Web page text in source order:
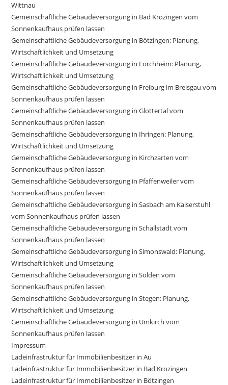
Wittnau
Gemeinschaftliche Gebäudeversorgung in Bad Krozingen vom
Sonnenkaufhaus prüfen lassen
Gemeinschaftliche Gebäudeversorgung in Bötzingen: Planung,
Wirtschaftlichkeit und Umsetzung
Gemeinschaftliche Gebäudeversorgung in Forchheim: Planung,
Wirtschaftlichkeit und Umsetzung
Gemeinschaftliche Gebäudeversorgung in Freiburg im Breisgau vom
Sonnenkaufhaus prüfen lassen
Gemeinschaftliche Gebäudeversorgung in Glottertal vom
Sonnenkaufhaus prüfen lassen
Gemeinschaftliche Gebäudeversorgung in Ihringen: Planung,
Wirtschaftlichkeit und Umsetzung
Gemeinschaftliche Gebäudeversorgung in Kirchzarten vom
Sonnenkaufhaus prüfen lassen
Gemeinschaftliche Gebäudeversorgung in Pfaffenweiler vom
Sonnenkaufhaus prüfen lassen
Gemeinschaftliche Gebäudeversorgung in Sasbach am Kaiserstuhl
vom Sonnenkaufhaus prüfen lassen
Gemeinschaftliche Gebäudeversorgung in Schallstadt vom
Sonnenkaufhaus prüfen lassen
Gemeinschaftliche Gebäudeversorgung in Simonswald: Planung,
Wirtschaftlichkeit und Umsetzung
Gemeinschaftliche Gebäudeversorgung in Sölden vom
Sonnenkaufhaus prüfen lassen
Gemeinschaftliche Gebäudeversorgung in Stegen: Planung,
Wirtschaftlichkeit und Umsetzung
Gemeinschaftliche Gebäudeversorgung in Umkirch vom
Sonnenkaufhaus prüfen lassen
Impressum
Ladeinfrastruktur für Immobilienbesitzer in Au
Ladeinfrastruktur für Immobilienbesitzer in Bad Krozingen
Ladeinfrastruktur für Immobilienbesitzer in Bötzingen